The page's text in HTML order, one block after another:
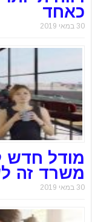
כאחד
30 במאי 2019
מודל חדש
משרד זה
30 במאי 2019